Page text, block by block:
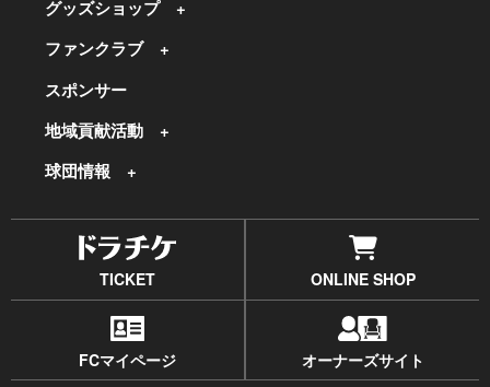
グッズショップ
ファンクラブ
スポンサー
地域貢献活動
球団情報
TICKET ONLINE SHOP
FCマイページ オーナーズサイト